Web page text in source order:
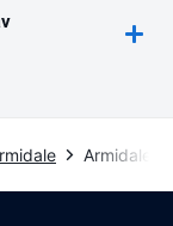
Armidale